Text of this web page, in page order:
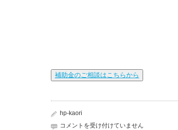
補助金のご相談はこちらから
hp-kaori
厚
コメントを受け付けていません